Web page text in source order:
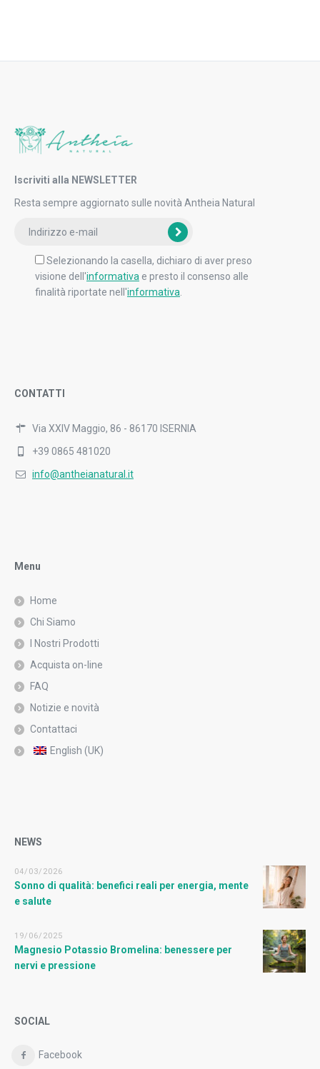
Iscriviti alla NEWSLETTER
Resta sempre aggiornato sulle novità Antheia Natural
Selezionando la casella, dichiaro di aver preso
visione dell'informativa e presto il consenso alle
finalità riportate nell'informativa
CONTATTI
Via XXIV Maggio, 86 - 86170 ISERNIA
+39 0865 481020
info@antheianatural.it
Menu
Home
Chi Siamo
I Nostri Prodotti
Acquista on-line
FAQ
Notizie e novità
Contattaci
English (UK)
NEWS
04/03/2026
Sonno di qualità: benefici reali per energia, mente
e salute
19/06/2025
Magnesio Potassio Bromelina: benessere per
nervi e pressione
SOCIAL
Facebook